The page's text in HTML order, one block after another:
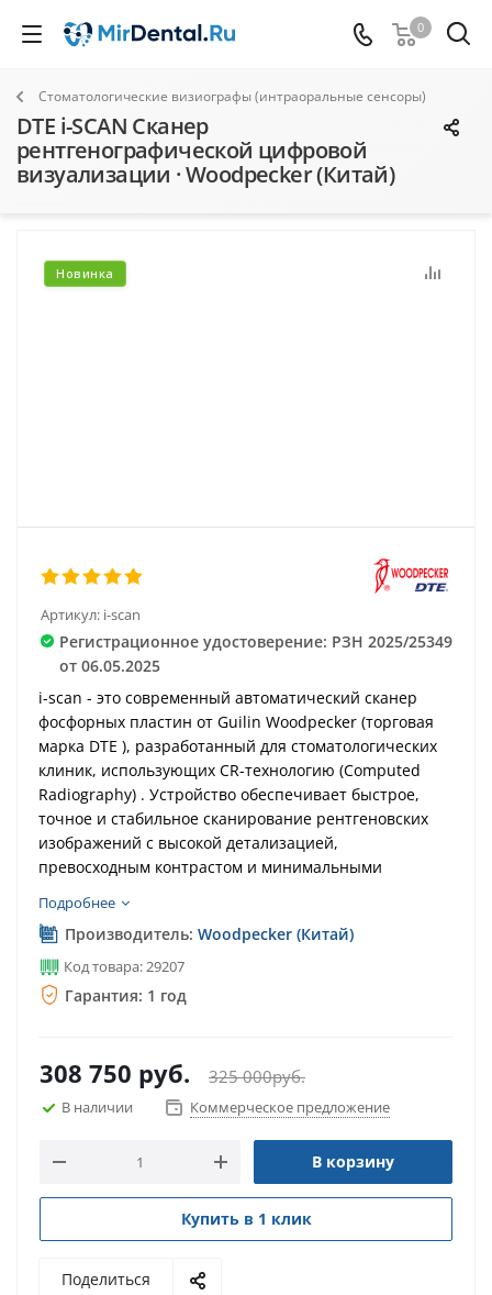
0
Стоматологические визиографы (интраоральные сенсоры)
DTE i-SCAN Сканер
рентгенографической цифровой
визуализации · Woodpecker (Китай)
Новинка
Артикул: i-scan
Регистрационное удостоверение: РЗН 2025/25349
от 06.05.2025
i-scan - это современный автоматический сканер
фосфорных пластин от Guilin Woodpecker (торговая
марка DTE ), разработанный для стоматологических
клиник, использующих CR-технологию (Computed
Radiography) . Устройство обеспечивает быстрое,
точное и стабильное сканирование рентгеновских
изображений с высокой детализацией,
превосходным контрастом и минимальными
Подробнее
Производитель: Woodpecker (Китай)
Код товара: 29207
Гарантия: 1 год
308 750 руб. 325 000руб.
В наличии Коммерческое предложение
В корзину
Купить в 1 клик
Поделиться